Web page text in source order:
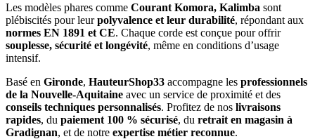
Les modèles phares comme Courant Komora, Kalimba sont
plébiscités pour leurpolyvalence et leur durabilité, répondant aux
normes EN 1891 et CE. Chaque corde est conçue pour offrir
souplesse, sécurité et longévité, même en conditions d’usage
intensif.
Basé en Gironde, HauteurShop33 accompagne les professionnels
de la Nouvelle-Aquitaine avec un service de proximité et des
conseils techniques personnalisés. Profitez de nos livraisons
rapides, du paiement 100 % sécurisé, du retrait en magasin à
Gradignan, et de notre expertise métier reconnue.